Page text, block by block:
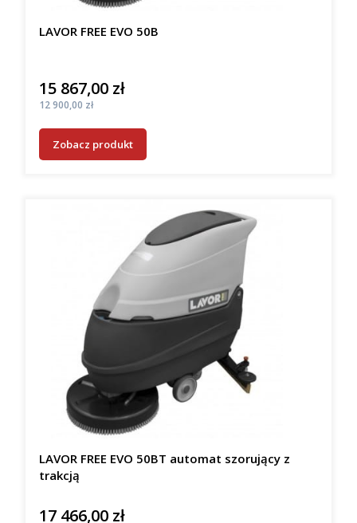
LAVOR FREE EVO 50B
Cena
15 867,00 zł
Cena
12 900,00 zł
Zobacz produkt
LAVOR FREE EVO 50BT automat szorujący z
trakcją
Cena
17 466,00 zł